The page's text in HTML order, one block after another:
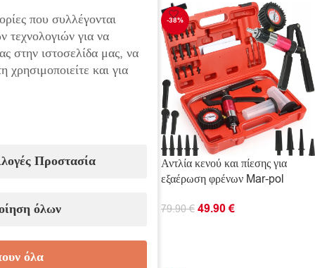
Αντλία για άντληση καυσίμου
ΠΡΟΣΘΉΚΗ ΣΤΟ ΚΑΛΆΘΙ
-38%
Αντλία κενού και πίεσης για
εξαέρωση φρένων Mar-pol
79.90€ 49.90€
που συλλέγονται
για να
στην ιστοσελίδα μας, να
και για
Προστασία
όλων
όλα